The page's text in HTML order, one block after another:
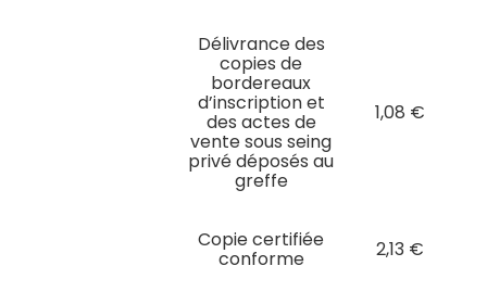
Délivrance des
copies de
bordereaux
d’inscription et
des actes de
vente sous seing
privé déposés au
greffe
1,08 €
Copie certifiée
conforme 2,13 €